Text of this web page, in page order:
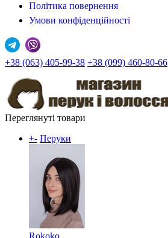
Політика повернення
Умови конфіденційності
+38 (063) 405-99-38 +38 (099) 460-80-66
Переглянуті товари
+- Перуки